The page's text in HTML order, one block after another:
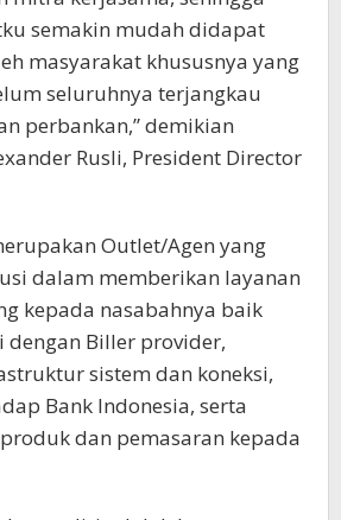
semakin mudah didapat
masyarakat khususnya yang
seluruhnya terjangkau
perbankan,” demikian
Rusli, President Director
Outlet/Agen yang
dalam memberikan layanan
kepada nasabahnya baik
dengan Biller provider,
sistem dan koneksi,
Bank Indonesia, serta
dan pemasaran kepada